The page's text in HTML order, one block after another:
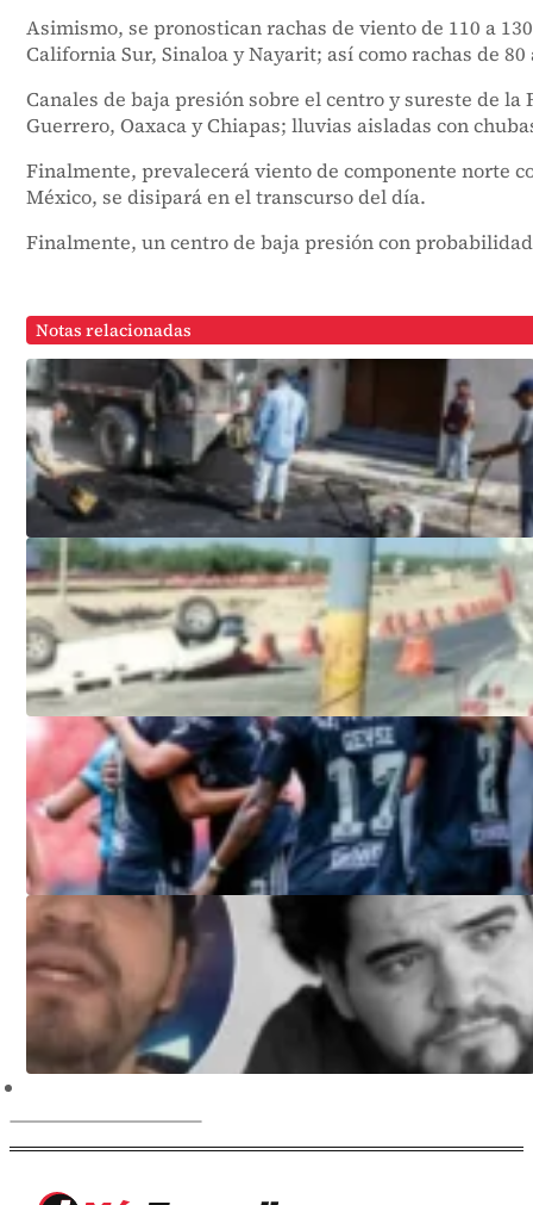
Asimismo, se pronostican rachas de viento de 110 a
California Sur, Sinaloa y Nayarit; así como rachas de
Canales de baja presión sobre el centro y sureste de
Guerrero, Oaxaca y Chiapas; lluvias aisladas con
Finalmente, prevalecerá viento de componente norte
México, se disipará en el transcurso del día.
Finalmente, un centro de baja presión con
Notas relacionadas